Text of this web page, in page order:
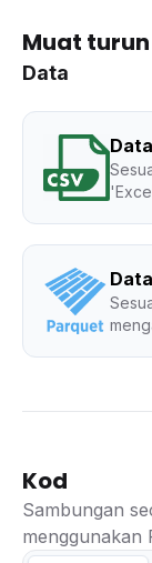
Muat turun
Data
Kod
Sambungan
menggunakan